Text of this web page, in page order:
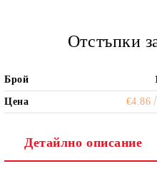
Отстъпки
Брой
Цена €4.86
Детайлно описание